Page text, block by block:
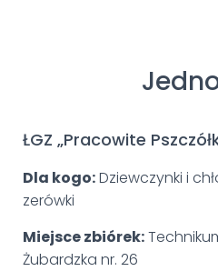
ŁGZ „Pracowite
Dla kogo:Dziewczynki i
zerówki
Miejsce zbiórek:Techni
Żubardzka nr. 26